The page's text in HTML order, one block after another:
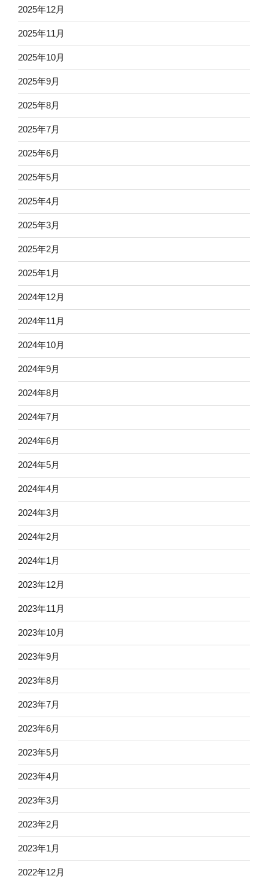
2025年12月
2025年11月
2025年10月
2025年9月
2025年8月
2025年7月
2025年6月
2025年5月
2025年4月
2025年3月
2025年2月
2025年1月
2024年12月
2024年11月
2024年10月
2024年9月
2024年8月
2024年7月
2024年6月
2024年5月
2024年4月
2024年3月
2024年2月
2024年1月
2023年12月
2023年11月
2023年10月
2023年9月
2023年8月
2023年7月
2023年6月
2023年5月
2023年4月
2023年3月
2023年2月
2023年1月
2022年12月